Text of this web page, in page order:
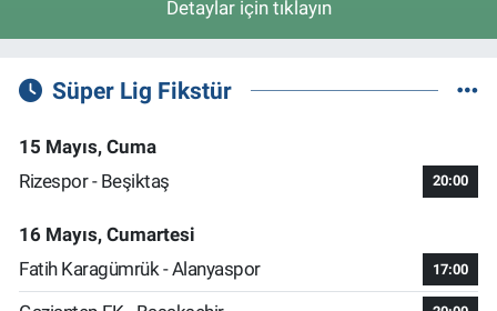
Detaylar için tıklayın
Süper Lig Fikstür
15 Mayıs, Cuma
Rizespor - Beşiktaş
20:00
16 Mayıs, Cumartesi
Fatih Karagümrük - Alanyaspor
17:00